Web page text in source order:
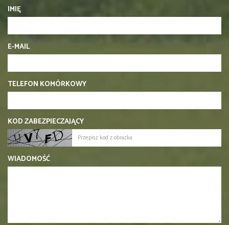
IMIĘ
E-MAIL
TELEFON KOMÓRKOWY
KOD ZABEZPIECZAJĄCY
WIADOMOŚĆ